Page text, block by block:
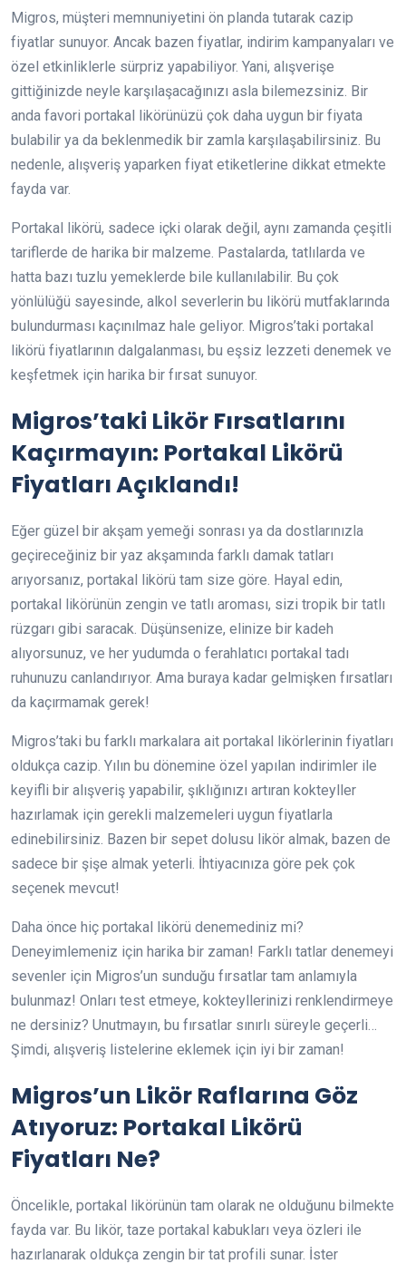
Migros, müşteri memnuniyetini ön planda tutarak cazip
fiyatlar sunuyor. Ancak bazen fiyatlar, indirim kampanyaları ve
özel etkinliklerle sürpriz yapabiliyor. Yani, alışverişe
gittiğinizde neyle karşılaşacağınızı asla bilemezsiniz. Bir
anda favori portakal likörünüzü çok daha uygun bir fiyata
bulabilir ya da beklenmedik bir zamla karşılaşabilirsiniz. Bu
nedenle, alışveriş yaparken fiyat etiketlerine dikkat etmekte
fayda var.
Portakal likörü, sadece içki olarak değil, aynı zamanda çeşitli
tariflerde de harika bir malzeme. Pastalarda, tatlılarda ve
hatta bazı tuzlu yemeklerde bile kullanılabilir. Bu çok
yönlülüğü sayesinde, alkol severlerin bu likörü mutfaklarında
bulundurması kaçınılmaz hale geliyor. Migros’taki portakal
likörü fiyatlarının dalgalanması, bu eşsiz lezzeti denemek ve
keşfetmek için harika bir fırsat sunuyor.
Migros’taki Likör Fırsatlarını
Kaçırmayın: Portakal Likörü
Fiyatları Açıklandı!
Eğer güzel bir akşam yemeği sonrası ya da dostlarınızla
geçireceğiniz bir yaz akşamında farklı damak tatları
arıyorsanız, portakal likörü tam size göre. Hayal edin,
portakal likörünün zengin ve tatlı aroması, sizi tropik bir tatlı
rüzgarı gibi saracak. Düşünsenize, elinize bir kadeh
alıyorsunuz, ve her yudumda o ferahlatıcı portakal tadı
ruhunuzu canlandırıyor. Ama buraya kadar gelmişken fırsatları
da kaçırmamak gerek!
Migros’taki bu farklı markalara ait portakal likörlerinin fiyatları
oldukça cazip. Yılın bu dönemine özel yapılan indirimler ile
keyifli bir alışveriş yapabilir, şıklığınızı artıran kokteyller
hazırlamak için gerekli malzemeleri uygun fiyatlarla
edinebilirsiniz. Bazen bir sepet dolusu likör almak, bazen de
sadece bir şişe almak yeterli. İhtiyacınıza göre pek çok
seçenek mevcut!
Daha önce hiç portakal likörü denemediniz mi?
Deneyimlemeniz için harika bir zaman! Farklı tatlar denemeyi
sevenler için Migros’un sunduğu fırsatlar tam anlamıyla
bulunmaz! Onları test etmeye, kokteyllerinizi renklendirmeye
ne dersiniz? Unutmayın, bu fırsatlar sınırlı süreyle geçerli…
Şimdi, alışveriş listelerine eklemek için iyi bir zaman!
Migros’un Likör Raflarına Göz
Atıyoruz: Portakal Likörü
Fiyatları Ne?
Öncelikle, portakal likörünün tam olarak ne olduğunu bilmekte
fayda var. Bu likör, taze portakal kabukları veya özleri ile
hazırlanarak oldukça zengin bir tat profili sunar. İster